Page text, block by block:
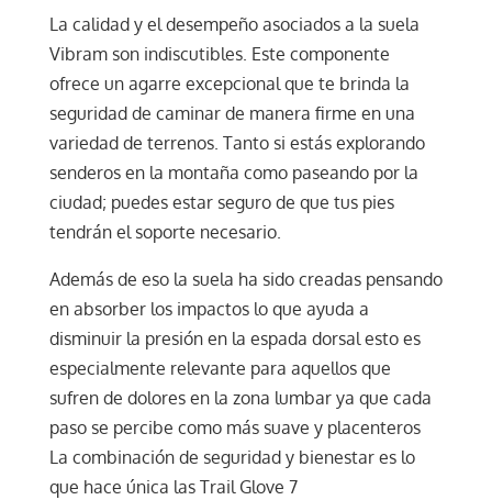
La calidad y el desempeño asociados a la suela
Vibram son indiscutibles. Este componente
ofrece un agarre excepcional que te brinda la
seguridad de caminar de manera firme en una
variedad de terrenos. Tanto si estás explorando
senderos en la montaña como paseando por la
ciudad; puedes estar seguro de que tus pies
tendrán el soporte necesario.
Además de eso la suela ha sido creadas pensando
en absorber los impactos lo que ayuda a
disminuir la presión en la espada dorsal esto es
especialmente relevante para aquellos que
sufren de dolores en la zona lumbar ya que cada
paso se percibe como más suave y placenteros
La combinación de seguridad y bienestar es lo
que hace única las Trail Glove 7